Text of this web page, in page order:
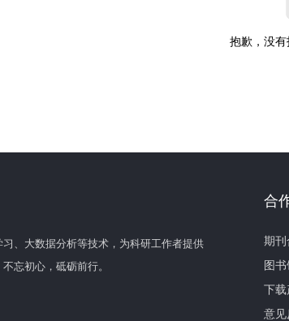
抱歉，没有
、大数据分析等技术，为科研工作者提供
忘初心，砥砺前行。
合
期刊
图
下载
意见